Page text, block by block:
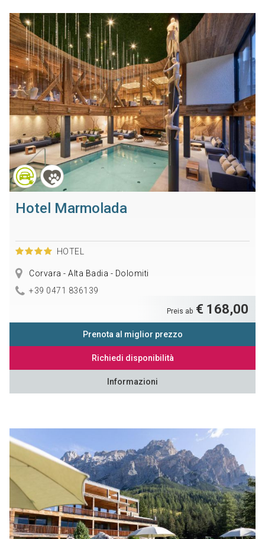
Hotel Marmolada
HOTEL
Corvara - Alta Badia - Dolomiti
+39 0471 836139
Preis ab € 168,00
Prenota al miglior prezzo
Richiedi disponibilità
Informazioni